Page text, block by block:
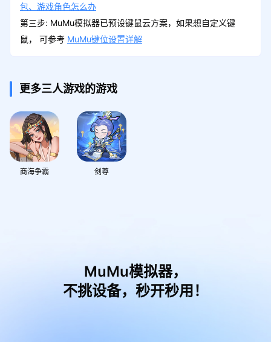
包、游戏角色怎么办
第三步: MuMu模拟器已预设键鼠云方案，如果想自定义键
鼠， 可参考 MuMu键位设置详解
更多三人游戏的游戏
商海争霸 剑尊
MuMu模拟器，
不挑设备，秒开秒用！